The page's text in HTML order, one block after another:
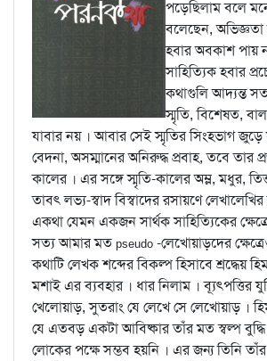
পড়েছিলাম বলে
বলেছেন, অভিজ্ঞতা
হবার অবকাশ পায়
সাহিত্যিক হবার
কথাগুলি আদ্যন্ত
স্মৃতি, বিশেষত,
যাবার নয় । আবার সেই স্মৃতির সিংহভাগ জুড়ে
বেদনা, অসম্মানের অনিরুদ্ধ প্রবাহ, তবে তার
কালের । এর সঙ্গে স্মৃতি-কালের অম্ল, মধুর,
তাবৎ লভ্য-স্বাদ বিস্বাদের রসায়ণে
একথা যেমন একজন সার্থক সাহিত্যিকের
সত্য আমার মত pseudo -লেখোয়াড়দের
কথাটি লেখক শব্দের বিকল্প হিসাবে শ্রদ্ধেয়
মশাই এর ব্যবহার । ধার নিলাম । ব্যূত্পত্তির
খেলোয়াড়, সুতরাং যে লেখে সে লেখোয়াড় ।
যে এতবড় একটা আবিষ্কার তাঁর মত স্বল্প বুদ্ধি
লোকের পক্ষে সম্ভব হয়নি । এর জন্য তিনি তাঁর